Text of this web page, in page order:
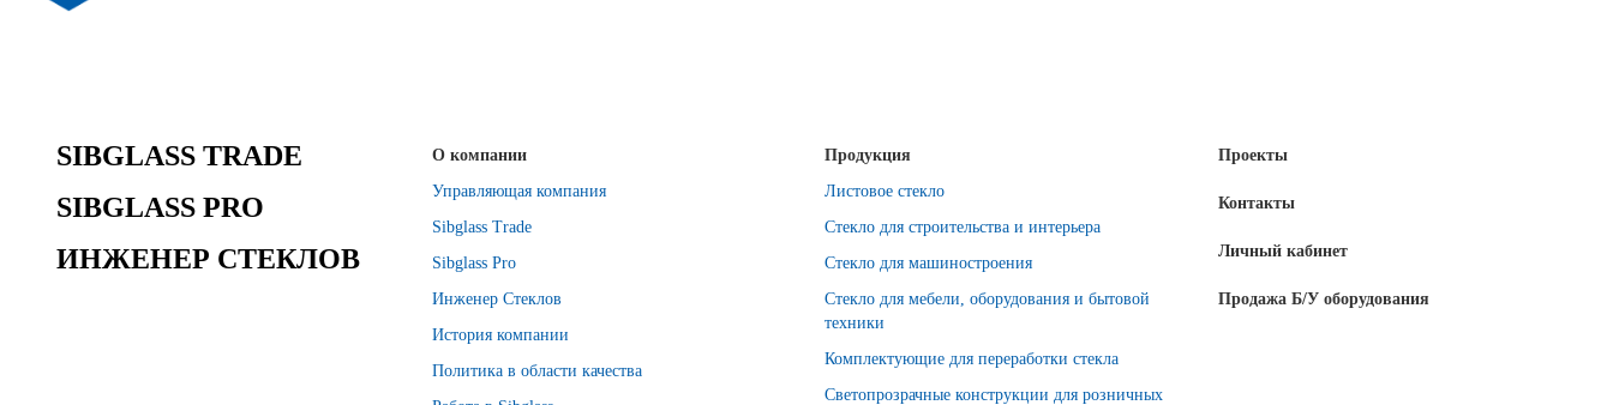
SIBGLASS TRADE
SIBGLASS PRO
ИНЖЕНЕР СТЕКЛОВ
О компании
Управляющая компания
Sibglass Trade
Sibglass Pro
Инженер Стеклов
История компании
Политика в области качества
Продукция
Листовое стекло
Стекло для строительства и интерьера
Стекло для машиностроения
Стекло для мебели, оборудования и бытовой
техники
Комплектующие для переработки стекла
Светопрозрачные конструкции для розничных
Проекты
Контакты
Личный кабинет
Продажа Б/У оборудования